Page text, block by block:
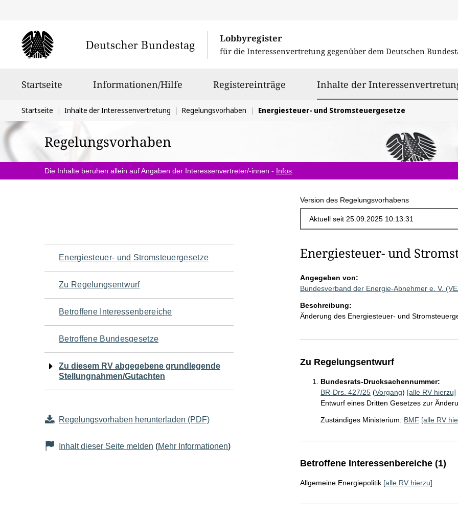
Lobbyregister
für die Interessenvertretung gegenüber dem Deutschen
Startseite Informationen/Hilfe Registereinträge Inhalte der
Sie
befinden
sich
hier:
Startseite Inhalte der Interessenvertretung Regelungsvorhaben Energiesteuer- und Stromsteuergesetze
Regelungsvorhaben
Die Inhalte beruhen allein auf Angaben der Interessenvertreter/-innen - Infos
Version des Regelungsvorhabens
Navigation
für
den
Seiteninhalt
Energiesteuer- und Stromsteuergesetze
Zu Regelungsentwurf
Betroffene Interessenbereiche
Betroffene Bundesgesetze
Zu diesem RV abgegebene grundlegende
Stellungnahmen/Gutachten
Regelungsvorhaben herunterladen (PDF)
Inhalt dieser Seite melden (Mehr Informationen)
Energiesteuer- und
Angegeben von:
Bundesverband der Energie-Abnehmer e. V.
Beschreibung:
Änderung des Energiesteuer- und
Zu Regelungsentwurf
Bundesrats-Drucksachennummer:
BR-Drs. 427/25(Vorgang) [alle RV hierzu]
Entwurf eines Dritten Gesetzes zur
Zuständiges Ministerium: BMF [alle RV
Betroffene Interessenbereiche (1)
Allgemeine Energiepolitik [alle RV hierzu]